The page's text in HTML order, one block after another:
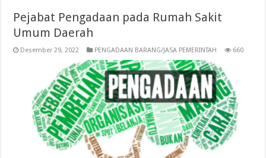
Pejabat Pengadaan pada Rumah Sakit
Umum Daerah
Desember 29, 2022 PENGADAAN BARANG/JASA PEMERINTAH 660